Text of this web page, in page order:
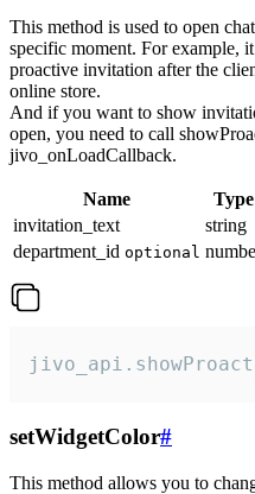
This method is used to open
specific moment. For example,
proactive invitation after the
online store.
And if you want to show
open, you need to call
jivo_onLoadCallback.
Name Type
invitation_text
string
department_id optional
setWidgetColor#
This method allows you to